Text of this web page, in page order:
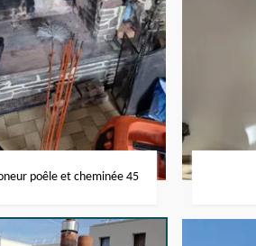
poêle et cheminée 45